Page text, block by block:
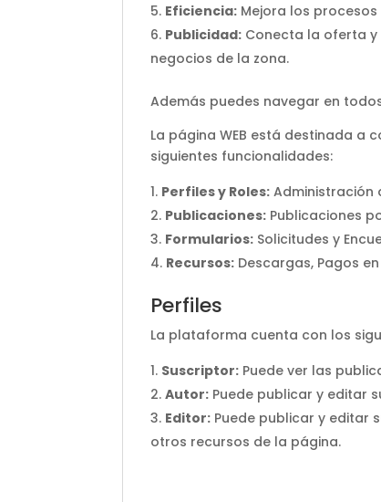
Eficiencia: Mejora los
Publicidad: Conecta la oferta
negocios de la zona.
Además puedes navegar en
La página WEB está destinada
siguientes funcionalidades:
Perfiles y Roles: Administración
Publicaciones: Publicaciones
Formularios: Solicitudes y
Recursos: Descargas, Pagos
Perfiles
La plataforma cuenta con los
Suscriptor: Puede ver las
Autor: Puede publicar y editar
Editor: Puede publicar y editar
otros recursos de la página.